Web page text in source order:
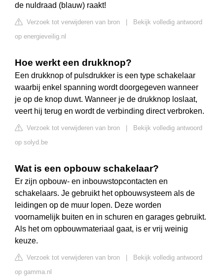
de nuldraad (blauw) raakt!
Verzoek tot verwijderen van bron
Bekijk volledig antwoord
op energieveilig.nl
Hoe werkt een drukknop?
Een drukknop of pulsdrukker is een type schakelaar
waarbij enkel spanning wordt doorgegeven wanneer
je op de knop duwt. Wanneer je de drukknop loslaat,
veert hij terug en wordt de verbinding direct verbroken.
Verzoek tot verwijderen van bron
Bekijk volledig antwoord
op solyd.be
Wat is een opbouw schakelaar?
Er zijn opbouw- en inbouwstopcontacten en
schakelaars. Je gebruikt het opbouwsysteem als de
leidingen op de muur lopen. Deze worden
voornamelijk buiten en in schuren en garages gebruikt.
Als het om opbouwmateriaal gaat, is er vrij weinig
keuze.
Verzoek tot verwijderen van bron
Bekijk volledig antwoord
op gamma.nl